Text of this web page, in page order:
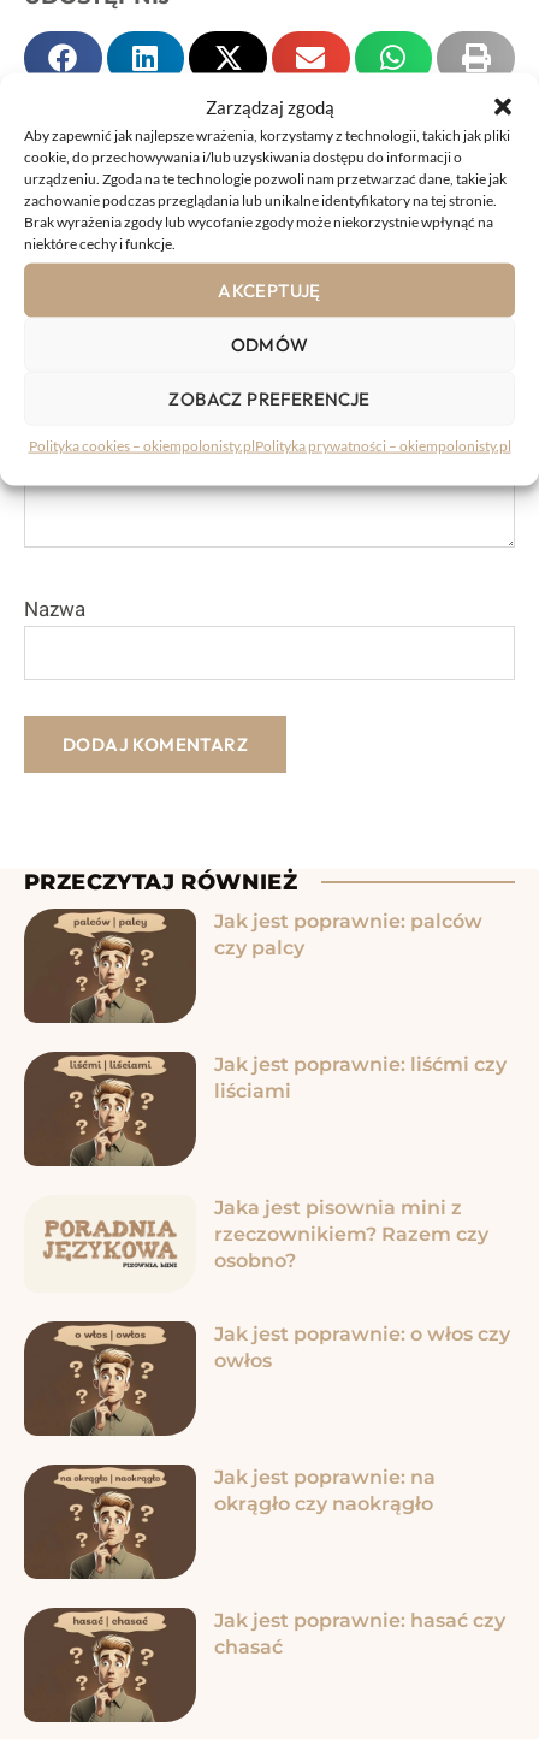
Zarządzaj zgodą
Aby zapewnić jak najlepsze wrażenia, korzystamy z technologii, takich jak pliki
cookie, do przechowywania i/lub uzyskiwania dostępu do informacji o
urządzeniu. Zgoda na te technologie pozwoli nam przetwarzać dane, takie jak
zachowanie podczas przeglądania lub unikalne identyfikatory na tej stronie.
Brak wyrażenia zgody lub wycofanie zgody może niekorzystnie wpłynąć na
niektóre cechy i funkcje.
AKCEPTUJĘ
ODMÓW
ZOBACZ PREFERENCJE
Polityka cookies – okiempolonisty.plPolityka prywatności – okiempolonisty.pl
KOMENTARZE:
Komentarz
Nazwa
PRZECZYTAJ RÓWNIEŻ
Jak jest poprawnie: palców
czy palcy
Jak jest poprawnie: liśćmi czy
liściami
Jaka jest pisownia mini z
rzeczownikiem? Razem czy
osobno?
Jak jest poprawnie: o włos czy
owłos
Jak jest poprawnie: na
okrągło czy naokrągło
Jak jest poprawnie: hasać czy
chasać